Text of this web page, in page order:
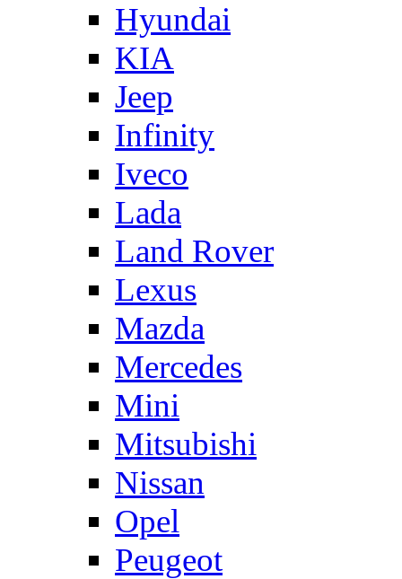
Hyundai
KIA
Jeep
Infinity
Iveco
Lada
Land Rover
Lexus
Mazda
Mercedes
Mini
Mitsubishi
Nissan
Opel
Peugeot